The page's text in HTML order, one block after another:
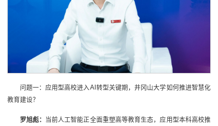
问题一：应用型高校进入AI转型关键期，井冈山大学如何推进智慧化
教育建设？
罗旭彪： 当前人工智能正全面重塑高等教育生态，应用型本科高校推